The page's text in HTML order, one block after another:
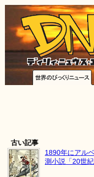
古い記事
1890年にアル
測小説「20世